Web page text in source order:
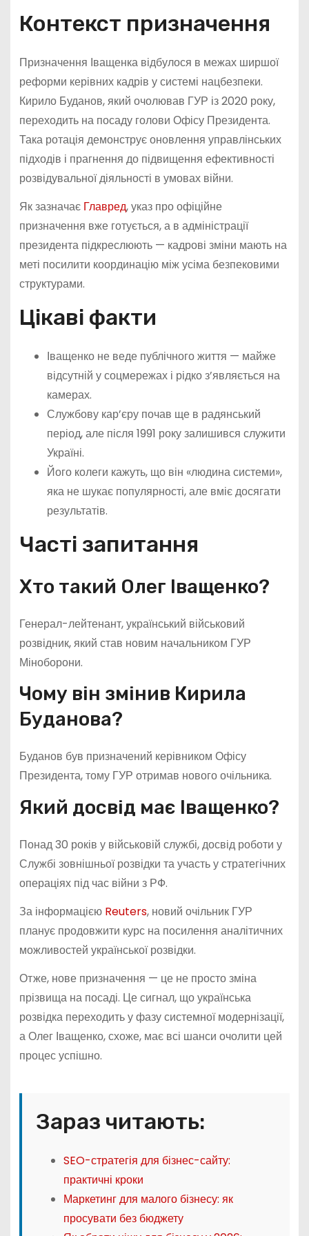
Контекст призначення
Призначення Іващенка відбулося в межах ширшої
реформи керівних кадрів у системі нацбезпеки.
Кирило Буданов, який очолював ГУР із 2020 року,
переходить на посаду голови Офісу Президента.
Така ротація демонструє оновлення управлінських
підходів і прагнення до підвищення ефективності
розвідувальної діяльності в умовах війни.
Як зазначає Главред, указ про офіційне
призначення вже готується, а в адміністрації
президента підкреслюють — кадрові зміни мають на
меті посилити координацію між усіма безпековими
структурами.
Цікаві факти
Іващенко не веде публічного життя — майже
відсутній у соцмережах і рідко з’являється на
камерах.
Службову кар’єру почав ще в радянський
період, але після 1991 року залишився служити
Україні.
Його колеги кажуть, що він «людина системи»,
яка не шукає популярності, але вміє досягати
результатів.
Часті запитання
Хто такий Олег Іващенко?
Генерал-лейтенант, український військовий
розвідник, який став новим начальником ГУР
Міноборони.
Чому він змінив Кирила
Буданова?
Буданов був призначений керівником Офісу
Президента, тому ГУР отримав нового очільника.
Який досвід має Іващенко?
Понад 30 років у військовій службі, досвід роботи у
Службі зовнішньої розвідки та участь у стратегічних
операціях під час війни з РФ.
За інформацією Reuters, новий очільник ГУР
планує продовжити курс на посилення аналітичних
можливостей української розвідки.
Отже, нове призначення — це не просто зміна
прізвища на посаді. Це сигнал, що українська
розвідка переходить у фазу системної модернізації,
а Олег Іващенко, схоже, має всі шанси очолити цей
процес успішно.
Зараз читають:
SEO-стратегія для бізнес-сайту:
практичні кроки
Маркетинг для малого бізнесу: як
просувати без бюджету